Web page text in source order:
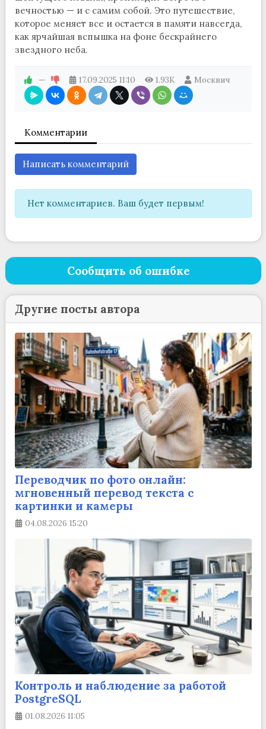
вечностью — и с самим собой. Это путешествие,
которое меняет все и остается в памяти навсегда,
как ярчайшая вспышка на фоне бескрайнего
звездного неба.
— 17.09.2025 11:10 1.93K Москвич
Комментарии
Написать комментарий
Нет комментариев. Ваш будет первым!
Сообщить об ошибке
Другие посты автора
Переводчик по фото онлайн:
мгновенный перевод текста с
картинки и камеры
04.08.2026 15:20
Контроль и наблюдение за работой
PostgreSQL
01.08.2026 11:05